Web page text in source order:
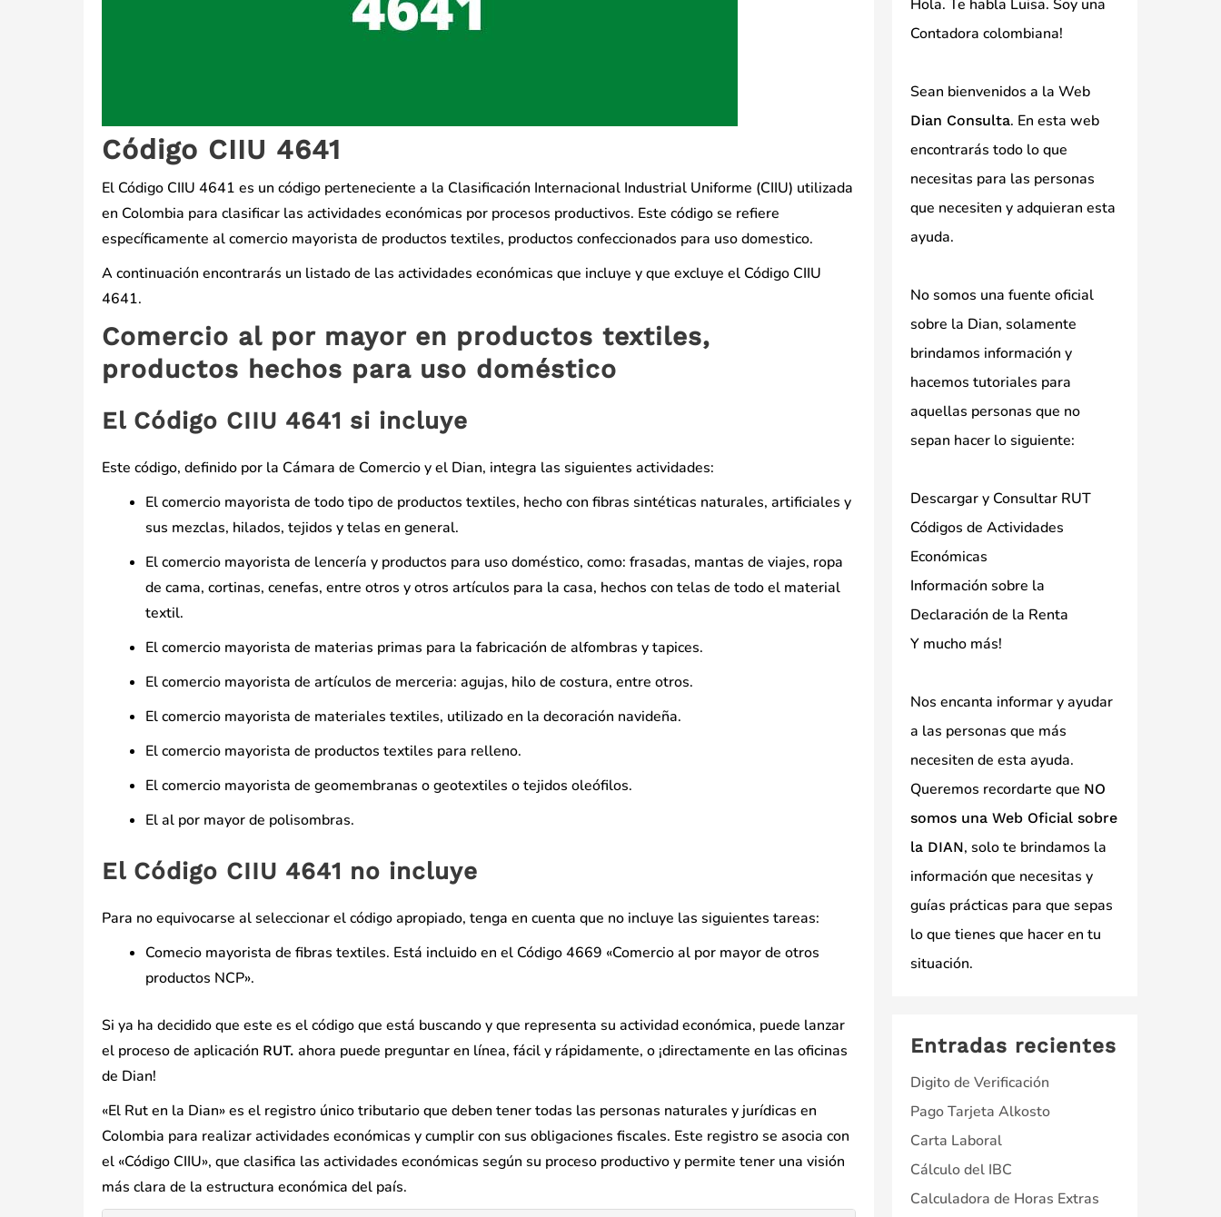
Código CIIU 4641
El Código CIIU 4641 es un código perteneciente a la Clasificación Internacional Industrial Uniforme (CIIU) utilizada
en Colombia para clasificar las actividades económicas por procesos productivos. Este código se refiere
específicamente al comercio mayorista de productos textiles, productos confeccionados para uso domestico.
A continuación encontrarás un listado de las actividades económicas que incluye y que excluye el Código CIIU
4641.
Comercio al por mayor en productos textiles,
productos hechos para uso doméstico
El Código CIIU 4641 si incluye
Este código, definido por la Cámara de Comercio y el Dian, integra las siguientes actividades:
El comercio mayorista de todo tipo de productos textiles, hecho con fibras sintéticas naturales, artificiales y
sus mezclas, hilados, tejidos y telas en general.
El comercio mayorista de lencería y productos para uso doméstico, como: frasadas, mantas de viajes, ropa
de cama, cortinas, cenefas, entre otros y otros artículos para la casa, hechos con telas de todo el material
textil.
El comercio mayorista de materias primas para la fabricación de alfombras y tapices.
El comercio mayorista de artículos de merceria: agujas, hilo de costura, entre otros.
El comercio mayorista de materiales textiles, utilizado en la decoración navideña.
El comercio mayorista de productos textiles para relleno.
El comercio mayorista de geomembranas o geotextiles o tejidos oleófilos.
El al por mayor de polisombras.
El Código CIIU 4641 no incluye
Para no equivocarse al seleccionar el código apropiado, tenga en cuenta que no incluye las siguientes tareas:
Comecio mayorista de fibras textiles. Está incluido en el Código 4669 «Comercio al por mayor de otros
productos NCP».
Si ya ha decidido que este es el código que está buscando y que representa su actividad económica, puede lanzar
el proceso de aplicación RUT. ahora puede preguntar en línea, fácil y rápidamente, o ¡directamente en las oficinas
de Dian!
«El Rut en la Dian» es el registro único tributario que deben tener todas las personas naturales y jurídicas en
Colombia para realizar actividades económicas y cumplir con sus obligaciones fiscales. Este registro se asocia con
el «Código CIIU», que clasifica las actividades económicas según su proceso productivo y permite tener una visión
más clara de la estructura económica del país.
Hola. Te habla Luisa. Soy una
Contadora colombiana!
Sean bienvenidos a la Web
Dian Consulta. En esta web
encontrarás todo lo que
necesitas para las personas
que necesiten y adquieran esta
ayuda.
No somos una fuente oficial
sobre la Dian, solamente
brindamos información y
hacemos tutoriales para
aquellas personas que no
sepan hacer lo siguiente:
Descargar y Consultar RUT
Códigos de Actividades
Económicas
Información sobre la
Declaración de la Renta
Y mucho más!
Nos encanta informar y ayudar
a las personas que más
necesiten de esta ayuda.
Queremos recordarte que NO
somos una Web Oficial sobre
la DIAN, solo te brindamos la
información que necesitas y
guías prácticas para que sepas
lo que tienes que hacer en tu
situación.
Entradas recientes
Digito de Verificación
Pago Tarjeta Alkosto
Carta Laboral
Cálculo del IBC
Calculadora de Horas Extras